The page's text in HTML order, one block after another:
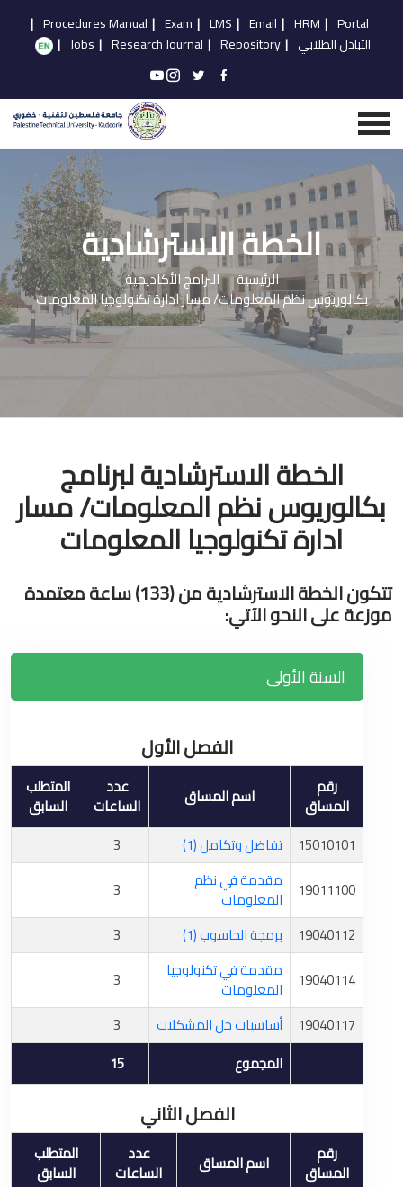
Portal
|
HRM
|
Email
|
LMS
|
Exam
|
Procedures Manual
|
التبادل الطلابي |
Repository
|
Research Journal
|
Jobs
|
الخطة الاسترشادية
الرئيسية البرامج الأكاديمية
بكالوريوس نظم المعلومات/ مسار ادارة تكنولوجيا المعلومات
الخطة الاسترشادية لبرنامج
بكالوريوس نظم المعلومات/ مسار
ادارة تكنولوجيا المعلومات
تتكون الخطة الاسترشادية من (133) ساعة معتمدة
موزعة على النحو الآتي:
السنة الأولى
الفصل الأول
رقم
المساق اسم المساق عدد
الساعات
المتطلب
السابق
15010101
تفاضل وتكامل (1)
3
19011100
مقدمة في نظم
المعلومات
3
19040112
برمجة الحاسوب (1)
3
19040114
مقدمة في تكنولوجيا
المعلومات
3
19040117
أساسيات حل المشكلات
3
المجموع
15
الفصل الثاني
رقم
المساق اسم المساق عدد
الساعات
المتطلب
السابق